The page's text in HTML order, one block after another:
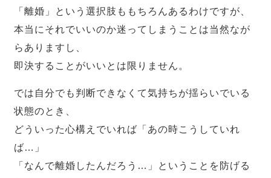
「離婚」という選択肢ももちろんあるわけですが、
本当にそれでいいのか迷ってしまうことは当然なが
らありますし、
即決することがいいとは限りません。
では自分でも判断できなくて気持ちが揺らいでいる
状態のとき、
どういった心構えでいれば「あの時こうしていれ
ば…」
「なんで離婚したんだろう…」ということを防げる